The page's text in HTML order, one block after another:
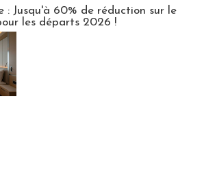
: Jusqu'à 60% de réduction sur le
les départs 2026 !